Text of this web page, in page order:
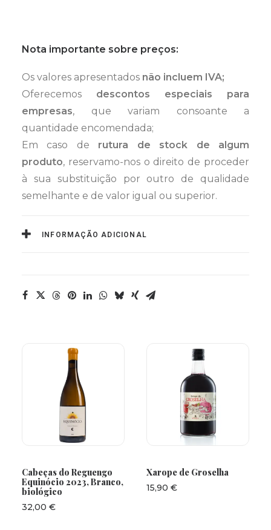
Nota importante sobre preços:
Os valores apresentados não incluem IVA;
Oferecemos descontos especiais para
empresas, que variam consoante a
quantidade encomendada;
Em caso de rutura de stock de algum
produto, reservamo-nos o direito de proceder
à sua substituição por outro de qualidade
semelhante e de valor igual ou superior.
INFORMAÇÃO ADICIONAL
Cabeças do Reguengo
Equinócio 2023, Branco,
biológico
32,00 €
Xarope de Groselha
15,90 €